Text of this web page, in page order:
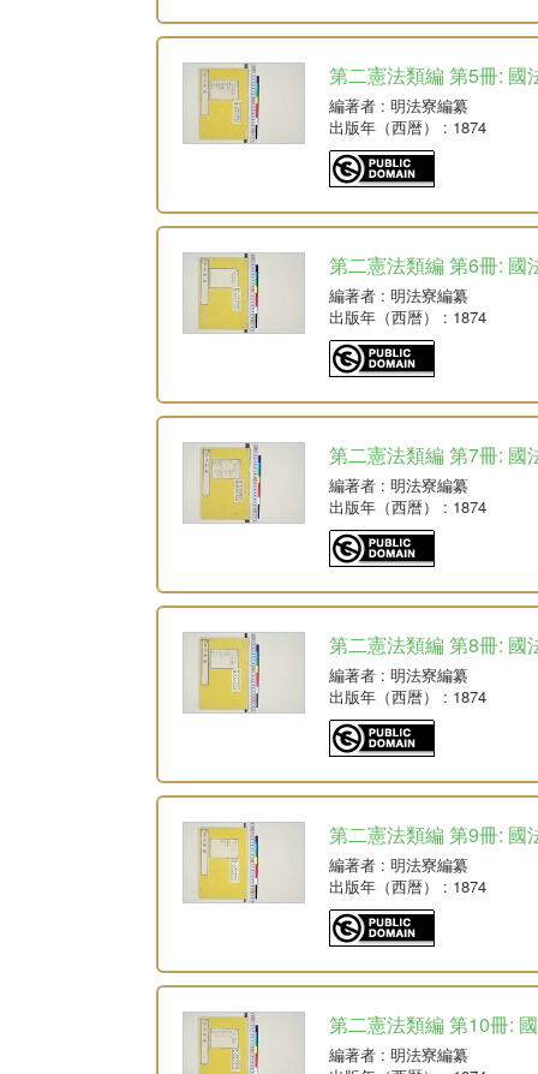
第二憲法類編 第5冊: 國
編著者 : 明法寮編纂
出版年（西暦）
: 1874
第二憲法類編 第6冊: 國
編著者 : 明法寮編纂
出版年（西暦）
: 1874
第二憲法類編 第7冊: 國
編著者 : 明法寮編纂
出版年（西暦）
: 1874
第二憲法類編 第8冊: 國
編著者 : 明法寮編纂
出版年（西暦）
: 1874
第二憲法類編 第9冊: 國
編著者 : 明法寮編纂
出版年（西暦）
: 1874
第二憲法類編 第10冊:
編著者 : 明法寮編纂